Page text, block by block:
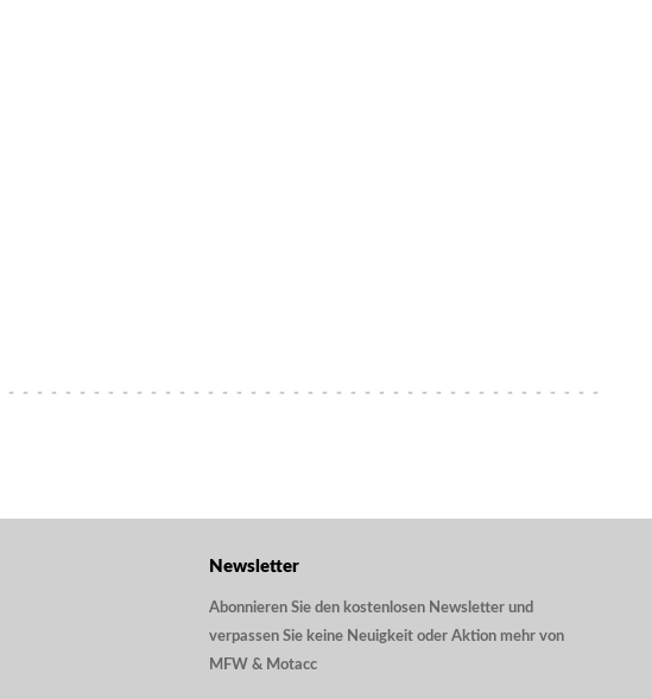
Newsletter
Abonnieren Sie den kostenlosen Newsletter und
verpassen Sie keine Neuigkeit oder Aktion mehr von
MFW & Motacc